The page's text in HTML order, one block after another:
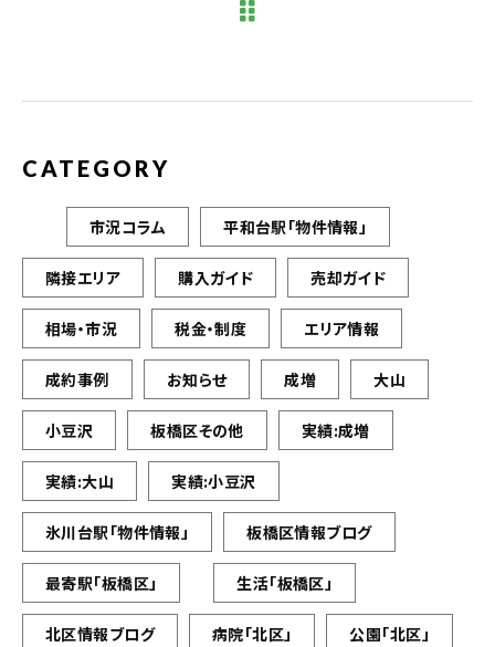
CATEGORY
市況コラム 平和台駅「物件情報」
隣接エリア 購入ガイド 売却ガイド
相場・市況 税金・制度 エリア情報
成約事例 お知らせ 成増 大山
小豆沢 板橋区その他 実績:成増
実績:大山 実績:小豆沢
氷川台駅「物件情報」 板橋区情報ブログ
最寄駅「板橋区」 生活「板橋区」
北区情報ブログ 病院「北区」 公園「北区」